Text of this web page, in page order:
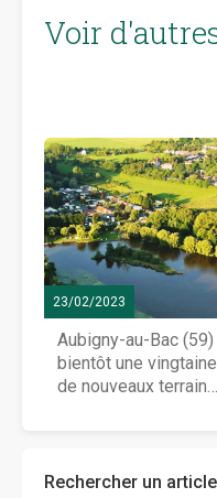
Voir
23/02/2023
Aubigny-au-Bac (59)
bientôt une vingtaine
de nouveaux terrains
Rechercher un article